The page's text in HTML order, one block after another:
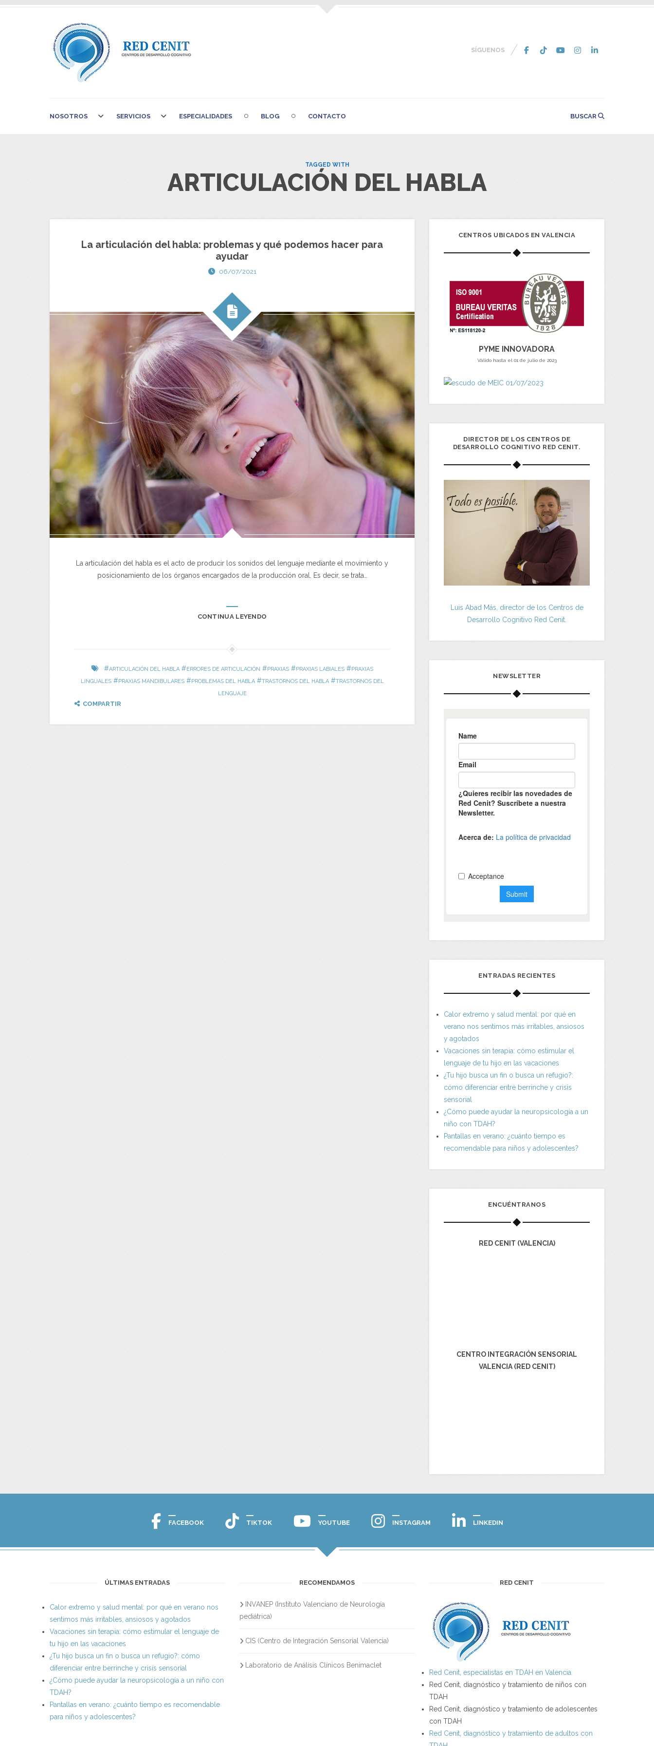
SÍGUENOS
NOSOTROS SERVICIOS ESPECIALIDADES BLOG CONTACTO BUSCAR
TAGGED WITH
ARTICULACIÓN DEL HABLA
La articulación del habla: problemas y qué podemos hacer para
ayudar
06/07/2021
La articulación del habla es el acto de producir los sonidos del lenguaje mediante el movimiento y
posicionamiento de los órganos encargados de la producción oral. Es decir, se trata…
CONTINUA LEYENDO
#ARTICULACIÓN DEL HABLA#ERRORES DE ARTICULACIÓN #PRAXIAS#PRAXIAS LABIALES#PRAXIAS
LINGUALES#PRAXIAS MANDIBULARES#PROBLEMAS DEL HABLA#TRASTORNOS DEL HABLA#TRASTORNOS DEL
LENGUAJE
COMPARTIR
CENTROS UBICADOS EN VALENCIA
PYME INNOVADORA
Válido hasta el 01 de julio de 2023
DIRECTOR DE LOS CENTROS DE
DESARROLLO COGNITIVO RED CENIT.
Luis Abad Más, director de los Centros de
Desarrollo Cognitivo Red Cenit.
NEWSLETTER
ENTRADAS RECIENTES
Calor extremo y salud mental: por qué en
verano nos sentimos más irritables, ansiosos
y agotados
Vacaciones sin terapia: cómo estimular el
lenguaje de tu hijo en las vacaciones
¿Tu hijo busca un fin o busca un refugio?:
cómo diferenciar entre berrinche y crisis
sensorial
¿Cómo puede ayudar la neuropsicología a un
niño con TDAH?
Pantallas en verano: ¿cuánto tiempo es
recomendable para niños y adolescentes?
ENCUÉNTRANOS
RED CENIT (VALENCIA)
CENTRO INTEGRACIÓN SENSORIAL
VALENCIA (RED CENIT)
FACEBOOK TIKTOK YOUTUBE INSTAGRAM LINKEDIN
ÚLTIMAS ENTRADAS
Calor extremo y salud mental: por qué en verano nos
sentimos más irritables, ansiosos y agotados
Vacaciones sin terapia: cómo estimular el lenguaje de
tu hijo en las vacaciones
¿Tu hijo busca un fin o busca un refugio?: cómo
diferenciar entre berrinche y crisis sensorial
¿Cómo puede ayudar la neuropsicología a un niño con
TDAH?
Pantallas en verano: ¿cuánto tiempo es recomendable
para niños y adolescentes?
RECOMENDAMOS
INVANEP (Instituto Valenciano de Neurología
pediátrica)
CIS (Centro de Integración Sensorial Valencia)
Laboratorio de Análisis Clínicos Benimaclet
RED CENIT
Red Cenit, especialistas en TDAH en Valencia
Red Cenit, diagnóstico y tratamiento de niños con
TDAH
Red Cenit, diagnóstico y tratamiento de adolescentes
con TDAH
Red Cenit, diagnóstico y tratamiento de adultos con